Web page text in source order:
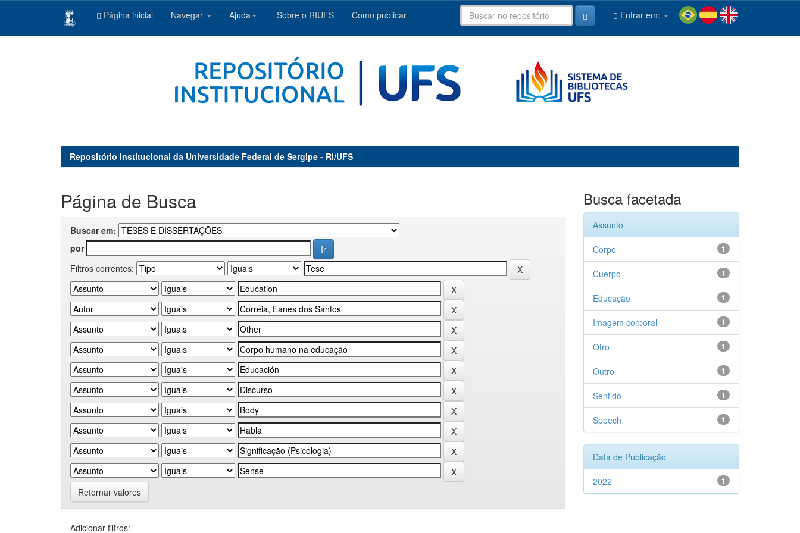
Página inicial Navegar Ajuda Sobre o RIUFS Como publicar Entrar em:
Repositório Institucional da Universidade Federal de Sergipe - RI/UFS
Página de Busca
Buscar em:
por
Filtros correntes:
Retornar valores
Adicionar filtros:
Busca facetada
Assunto
1
Corpo
1
Cuerpo
1
Educação
1
Imagem corporal
1
Otro
1
Outro
1
Sentido
1
Speech
Data de Publicação
1
2022